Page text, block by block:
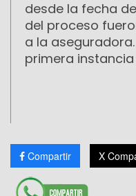
desde la fecha
del proceso
a la
primera
Compartir X